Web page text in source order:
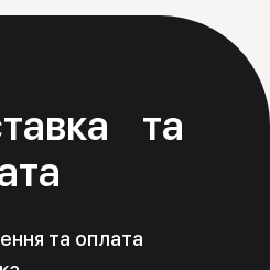
та
та оплата